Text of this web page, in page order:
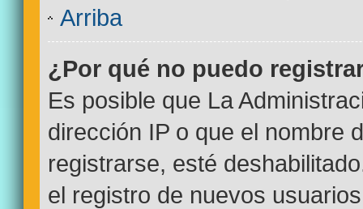
Arriba
¿Por qué no puedo
Es posible que La
dirección IP o que el nombre
registrarse, esté
el registro de nuevos